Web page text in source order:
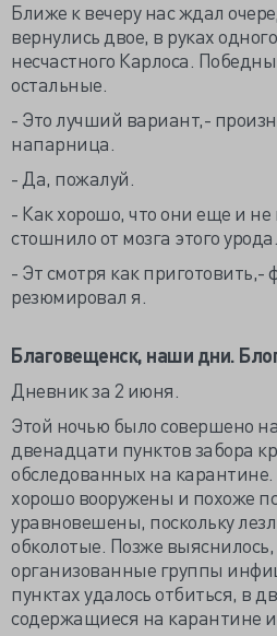
Ближе к вечеру нас ждал
вернулись двое, в руках
несчастного Карлоса.
остальные.
- Это лучший вариант,-
напарница.
- Да, пожалуй.
- Как хорошо, что они еще и
стошнило от мозга этого урода.
- Эт смотря как приготовить,-
резюмировал я.
Благовещенск, наши дни.
Дневник за 2 июня.
Этой ночью было совершено
двенадцати пунктов забора
обследованных на
хорошо вооружены и похоже
уравновешены, поскольку
обколотые. Позже
организованные группы
пунктах удалось отбиться, в
содержащиеся на карантине